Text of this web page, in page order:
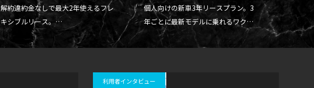
個人向けの新車3年リースプラン。3
年ごとに最新モデルに乗れるワクワ
クと安心感。
法人向けの新車3年リースプラン。
社用車や赴任期間中のマイカーとし
ても最適。
FSD（
体験レ
利用者インタビュー